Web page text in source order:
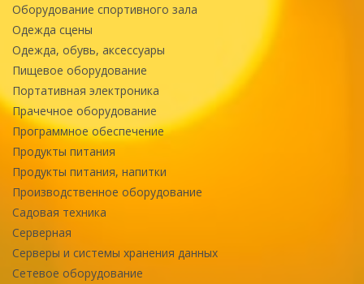
Оборудование спортивного зала
Одежда сцены
Одежда, обувь, аксессуары
Пищевое оборудование
Портативная электроника
Прачечное оборудование
Программное обеспечение
Продукты питания
Продукты питания, напитки
Производственное оборудование
Садовая техника
Серверная
Серверы и системы хранения данных
Сетевое оборудование